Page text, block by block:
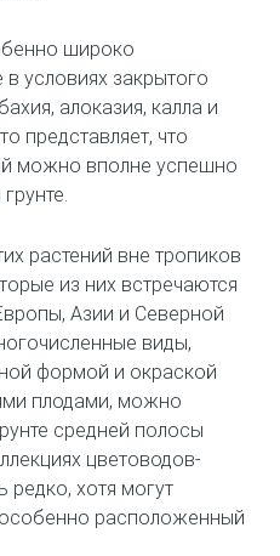
широко
условиях закрытого
алоказия, калла и
представляет, что
можно вполне успешно
растений вне тропиков
из них встречаются
Азии и Северной
виды,
формой и окраской
плодами, можно
средней полосы
цветоводов-
редко, хотя могут
расположенный